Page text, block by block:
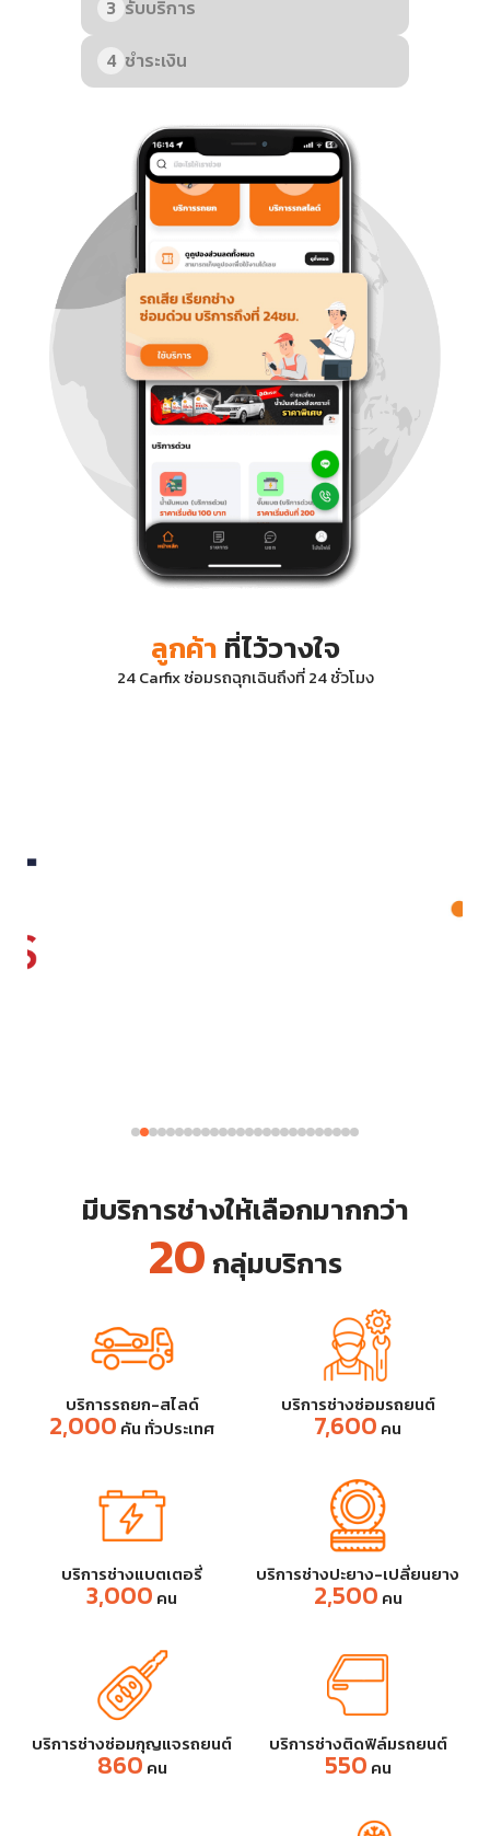
3 รับบริการ
4 ชำระเงิน
ลูกค้า ที่ไว้วางใจ
24 Carfix ซ่อมรถฉุกเฉินถึงที่ 24 ชั่วโมง
มีบริการช่างให้เลือกมากกว่า
20 กลุ่มบริการ
บริการรถยก-สไลด์
2,000 คัน ทั่วประเทศ
บริการช่างซ่อมรถยนต์
7,600 คน
บริการช่างแบตเตอรี่
3,000 คน
บริการช่างปะยาง-เปลี่ยนยาง
2,500 คน
บริการช่างซ่อมกุญแจรถยนต์
860คน
บริการช่างติดฟิล์มรถยนต์
550 คน